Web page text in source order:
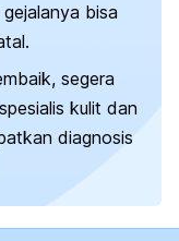
bisa
segera
kulit dan
diagnosis